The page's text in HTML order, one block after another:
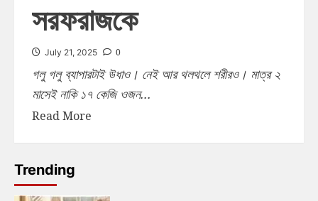
সরফরাজকে
July 21, 2025 0
গলু গলু ব্যাপারটাই উধাও। নেই আর থলথলে শরীরও। মাত্র ২
মাসেই নাকি ১৭ কেজি ওজন...
Read More
Trending